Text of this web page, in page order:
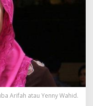
Arifah atau Yenny Wahid.